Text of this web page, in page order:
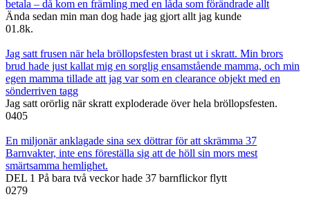
betala – då kom en främling med en låda som förändrade allt
Ända sedan min man dog hade jag gjort allt jag kunde
01.8k.
Jag satt frusen när hela bröllopsfesten brast ut i skratt. Min brors
brud hade just kallat mig en sorglig ensamstående mamma, och min
egen mamma tillade att jag var som en clearance objekt med en
sönderriven tagg
Jag satt orörlig när skratt exploderade över hela bröllopsfesten.
0405
En miljonär anklagade sina sex döttrar för att skrämma 37
Barnvakter, inte ens föreställa sig att de höll sin mors mest
smärtsamma hemlighet.
DEL 1 På bara två veckor hade 37 barnflickor flytt
0279